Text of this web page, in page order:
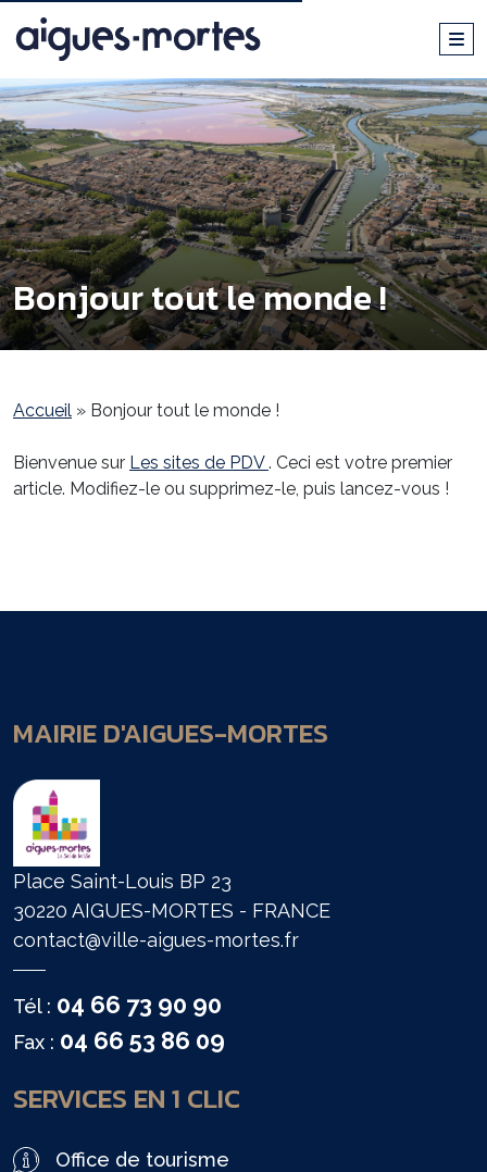
Bonjour tout le monde !
Accueil » Bonjour tout le monde !
Bienvenue sur Les sites de PDV. Ceci est votre premier
article. Modifiez-le ou supprimez-le, puis lancez-vous !
MAIRIE D'AIGUES-MORTES
Place Saint-Louis BP 23
30220 AIGUES-MORTES - FRANCE
contact@ville-aigues-mortes.fr
Tél : 04 66 73 90 90
Fax : 04 66 53 86 09
SERVICES EN 1 CLIC
Office de tourisme